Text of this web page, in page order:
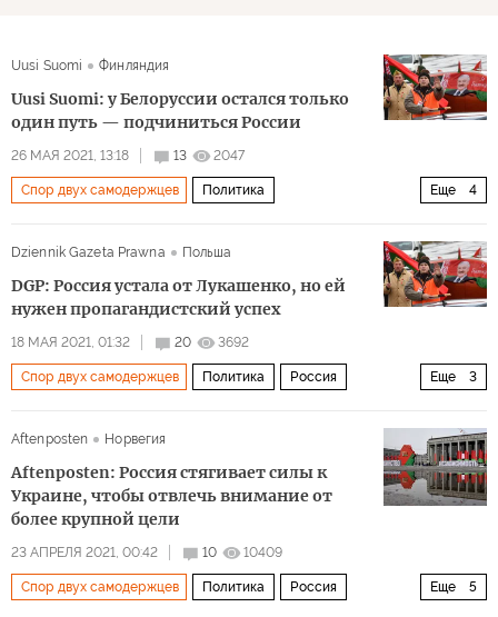
Uusi Suomi Финляндия
Uusi Suomi: у Белоруссии остался только
один путь — подчиниться России
26 МАЯ 2021, 13:18 13 2047
Еще 4
Спор двух самодержцев Политика
Dziennik Gazeta Prawna Польша
DGP: Россия устала от Лукашенко, но ей
нужен пропагандистский успех
18 МАЯ 2021, 01:32 20 3692
Еще 3
Спор двух самодержцев Политика Россия
Aftenposten
Норвегия
Aftenposten: Россия стягивает силы к
Украине, чтобы отвлечь внимание от
более крупной цели
23 АПРЕЛЯ 2021, 00:42 10 10409
Еще 5
Спор двух самодержцев Политика Россия